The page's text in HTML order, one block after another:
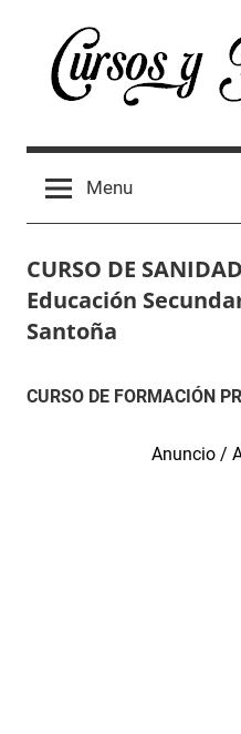
content
Cursos
España
2024
cursos
formación
profesional
Menu
CURSO DE
Educación
Santoña
13
Maria
Curso
CURSO DE FORMACIÓN